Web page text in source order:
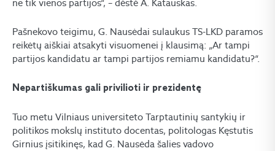
ne tik vienos partijos“, – dėstė A. Katauskas.
Pašnekovo teigimu, G. Nausėdai sulaukus TS-LKD paramos
reikėtų aiškiai atsakyti visuomenei į klausimą: „Ar tampi
partijos kandidatu ar tampi partijos remiamu kandidatu?“.
Nepartiškumas gali privilioti ir prezidentę
Tuo metu Vilniaus universiteto Tarptautinių santykių ir
politikos mokslų instituto docentas, politologas Kęstutis
Girnius įsitikinęs, kad G. Nausėda šalies vadovo